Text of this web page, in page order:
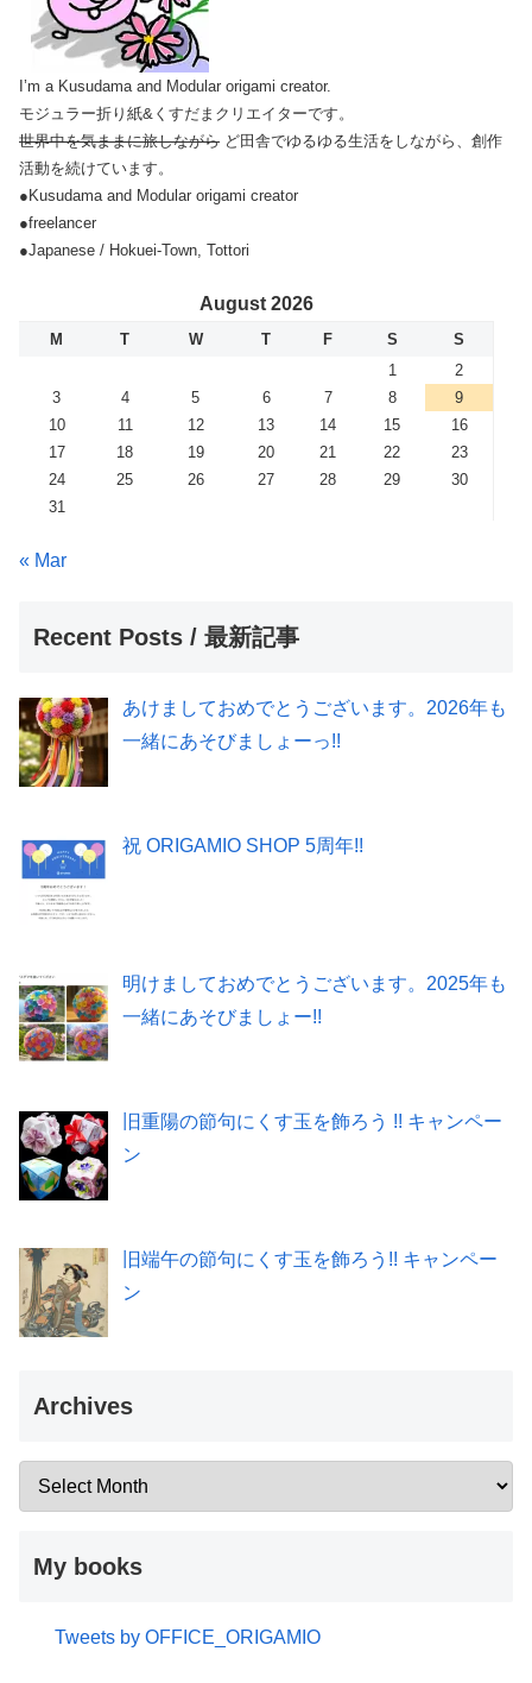
I’m a Kusudama and Modular origami creator.
モジュラー折り紙&くすだまクリエイターです。
世界中を気ままに旅しながら ど田舎でゆるゆる生活をしながら、創作
活動を続けています。
●Kusudama and Modular origami creator
●freelancer
●Japanese / Hokuei-Town, Tottori
August 2026
M T W T F S
S
1
2
3
4 5 6 7 8
9
10
11 12 13 14 15
16
17
18 19 20 21 22
23
24
25 26 27 28 29
30
31
« Mar
Recent Posts / 最新記事
あけましておめでとうございます。2026年も
一緒にあそびましょーっ!!
祝 ORIGAMIO SHOP 5周年!!
明けましておめでとうございます。2025年も
一緒にあそびましょー!!
旧重陽の節句にくす玉を飾ろう !! キャンペー
ン
旧端午の節句にくす玉を飾ろう!! キャンペー
ン
Archives
My books
Tweets by OFFICE_ORIGAMIO